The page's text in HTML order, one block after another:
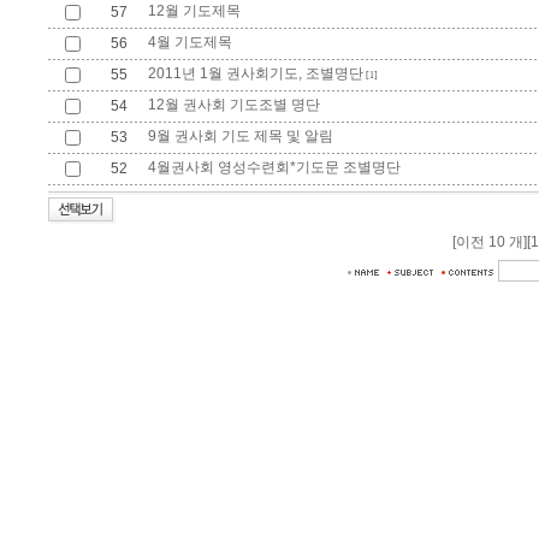
57
12월 기도제목
56
4월 기도제목
55
2011년 1월 권사회기도, 조별명단 [1]
54
12월 권사회 기도조별 명단
53
9월 권사회 기도 제목 및 알림
52
4월권사회 영성수련회*기도문 조별명단
[이전 10 개]